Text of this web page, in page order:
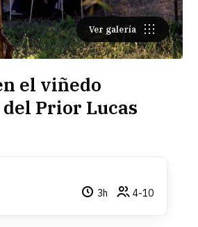
Ver galería
el viñedo
Prior Lucas
3h 4-10